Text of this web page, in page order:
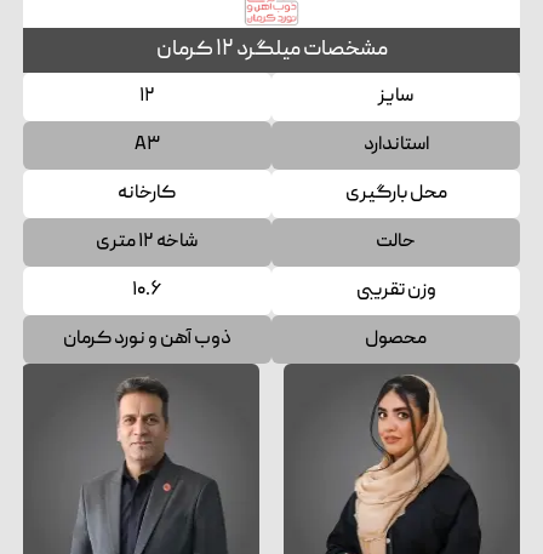
مشخصات میلگرد ۱۲ کرمان
سایز
۱۲
استاندارد
A۳
محل بارگیری
کارخانه
حالت
شاخه ۱۲ متری
وزن تقریبی
۱۰.۶
محصول
ذوب آهن و نورد کرمان